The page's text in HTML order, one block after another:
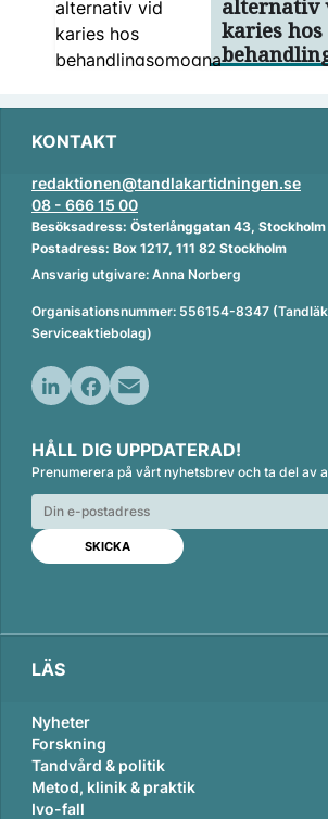
alternativ
karies hos
KONTAKT
redaktionen@tandlakartidningen.se
08 - 666 15 00
Besöksadress: Österlånggatan 43, Stockholm
Postadress: Box 1217, 111 82 Stockholm
Ansvarig utgivare: Anna Norberg
Organisationsnummer: 556154-8347
Serviceaktiebolag)
n
k
e
d
n
c
e
b
o
o
k
a
i
l
HÅLL DIG UPPDATERAD!
Prenumerera på vårt nyhetsbrev och ta del av
LÄS
Nyheter
Forskning
Tandvård & politik
Metod, klinik & praktik
Ivo-fall